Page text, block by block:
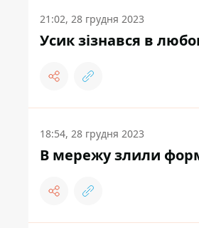
21:02, 28 грудня 2023
Усик зізнався в
18:54, 28 грудня 2023
В мережу злили